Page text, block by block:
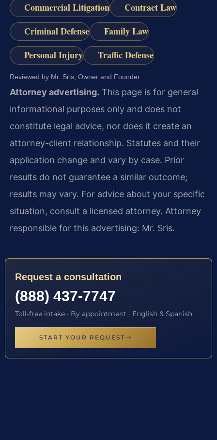
Commercial Litigation
Contract Law
Criminal Defense
Family Law
Personal Injury
Traffic Defense
Reviewed by Mr. Sris, Owner and Founder.
Attorney advertising. This page is for general
informational purposes only and does not
constitute legal advice, nor does it create an
attorney-client relationship. Statutes and their
application change and vary by case. Prior
results do not guarantee a similar outcome;
results may vary. For advice about your specific
situation, consult a licensed attorney. Attorney
responsible for this advertising: Mr. Sris.
Request a consultation
(888) 437-7747
Toll-free intake · By appointment · English & Spanish
START YOUR REQUEST